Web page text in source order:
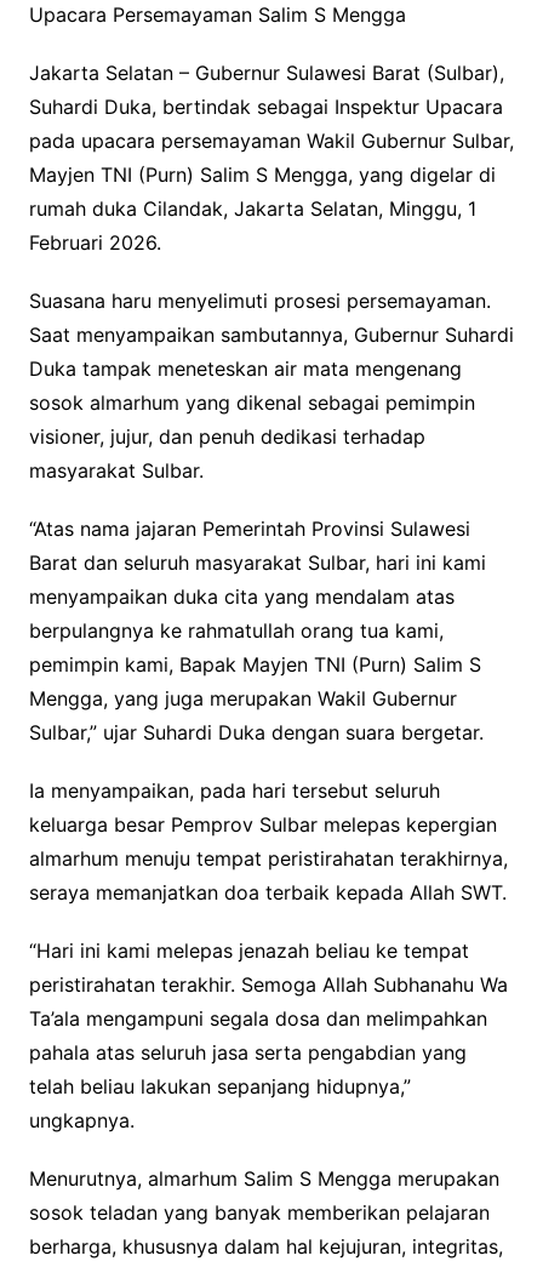
Upacara Persemayaman Salim S Mengga
Jakarta Selatan – Gubernur Sulawesi Barat (Sulbar),
Suhardi Duka, bertindak sebagai Inspektur Upacara
pada upacara persemayaman Wakil Gubernur Sulbar,
Mayjen TNI (Purn) Salim S Mengga, yang digelar di
rumah duka Cilandak, Jakarta Selatan, Minggu, 1
Februari 2026.
Suasana haru menyelimuti prosesi persemayaman.
Saat menyampaikan sambutannya, Gubernur Suhardi
Duka tampak meneteskan air mata mengenang
sosok almarhum yang dikenal sebagai pemimpin
visioner, jujur, dan penuh dedikasi terhadap
masyarakat Sulbar.
“Atas nama jajaran Pemerintah Provinsi Sulawesi
Barat dan seluruh masyarakat Sulbar, hari ini kami
menyampaikan duka cita yang mendalam atas
berpulangnya ke rahmatullah orang tua kami,
pemimpin kami, Bapak Mayjen TNI (Purn) Salim S
Mengga, yang juga merupakan Wakil Gubernur
Sulbar,” ujar Suhardi Duka dengan suara bergetar.
Ia menyampaikan, pada hari tersebut seluruh
keluarga besar Pemprov Sulbar melepas kepergian
almarhum menuju tempat peristirahatan terakhirnya,
seraya memanjatkan doa terbaik kepada Allah SWT.
“Hari ini kami melepas jenazah beliau ke tempat
peristirahatan terakhir. Semoga Allah Subhanahu Wa
Ta’ala mengampuni segala dosa dan melimpahkan
pahala atas seluruh jasa serta pengabdian yang
telah beliau lakukan sepanjang hidupnya,”
ungkapnya.
Menurutnya, almarhum Salim S Mengga merupakan
sosok teladan yang banyak memberikan pelajaran
berharga, khususnya dalam hal kejujuran, integritas,